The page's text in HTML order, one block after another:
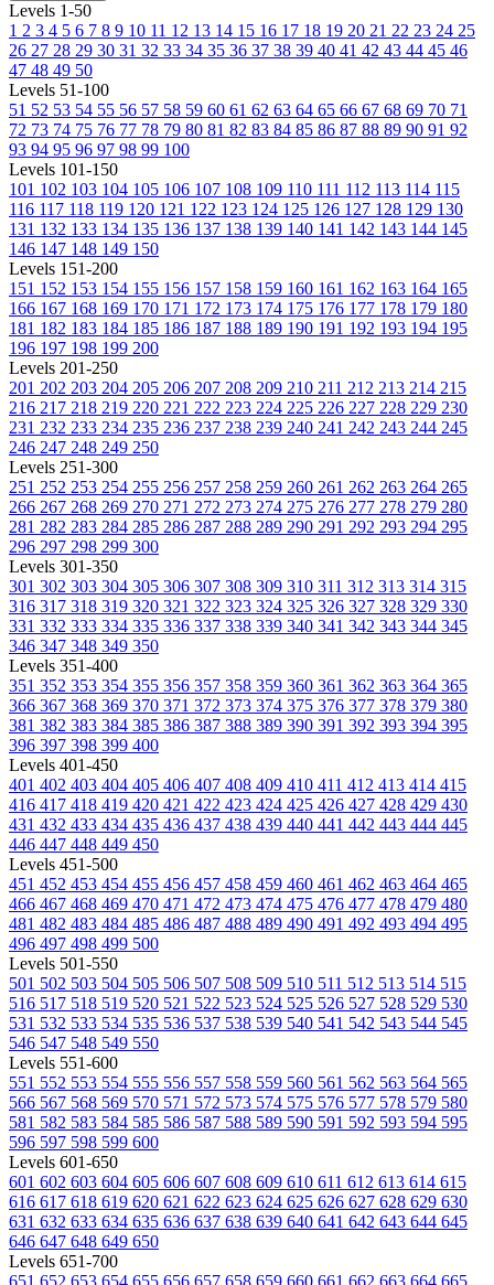
Levels 1-50
1 2 3 4 5 6 7 8 9 10 11 12 13 14 15 16 17 18 19 20 21 22 23 24 25
26 27 28 29 30 31 32 33 34 35 36 37 38 39 40 41 42 43 44 45 46
47 48 49 50
Levels 51-100
51 52 53 54 55 56 57 58 59 60 61 62 63 64 65 66 67 68 69 70 71
72 73 74 75 76 77 78 79 80 81 82 83 84 85 86 87 88 89 90 91 92
93 94 95 96 97 98 99 100
Levels 101-150
101 102 103 104 105 106 107 108 109 110 111 112 113 114 115
116 117 118 119 120 121 122 123 124 125 126 127 128 129 130
131 132 133 134 135 136 137 138 139 140 141 142 143 144 145
146 147 148 149 150
Levels 151-200
151 152 153 154 155 156 157 158 159 160 161 162 163 164 165
166 167 168 169 170 171 172 173 174 175 176 177 178 179 180
181 182 183 184 185 186 187 188 189 190 191 192 193 194 195
196 197 198 199 200
Levels 201-250
201 202 203 204 205 206 207 208 209 210 211 212 213 214 215
216 217 218 219 220 221 222 223 224 225 226 227 228 229 230
231 232 233 234 235 236 237 238 239 240 241 242 243 244 245
246 247 248 249 250
Levels 251-300
251 252 253 254 255 256 257 258 259 260 261 262 263 264 265
266 267 268 269 270 271 272 273 274 275 276 277 278 279 280
281 282 283 284 285 286 287 288 289 290 291 292 293 294 295
296 297 298 299 300
Levels 301-350
301 302 303 304 305 306 307 308 309 310 311 312 313 314 315
316 317 318 319 320 321 322 323 324 325 326 327 328 329 330
331 332 333 334 335 336 337 338 339 340 341 342 343 344 345
346 347 348 349 350
Levels 351-400
351 352 353 354 355 356 357 358 359 360 361 362 363 364 365
366 367 368 369 370 371 372 373 374 375 376 377 378 379 380
381 382 383 384 385 386 387 388 389 390 391 392 393 394 395
396 397 398 399 400
Levels 401-450
401 402 403 404 405 406 407 408 409 410 411 412 413 414 415
416 417 418 419 420 421 422 423 424 425 426 427 428 429 430
431 432 433 434 435 436 437 438 439 440 441 442 443 444 445
446 447 448 449 450
Levels 451-500
451 452 453 454 455 456 457 458 459 460 461 462 463 464 465
466 467 468 469 470 471 472 473 474 475 476 477 478 479 480
481 482 483 484 485 486 487 488 489 490 491 492 493 494 495
496 497 498 499 500
Levels 501-550
501 502 503 504 505 506 507 508 509 510 511 512 513 514 515
516 517 518 519 520 521 522 523 524 525 526 527 528 529 530
531 532 533 534 535 536 537 538 539 540 541 542 543 544 545
546 547 548 549 550
Levels 551-600
551 552 553 554 555 556 557 558 559 560 561 562 563 564 565
566 567 568 569 570 571 572 573 574 575 576 577 578 579 580
581 582 583 584 585 586 587 588 589 590 591 592 593 594 595
596 597 598 599 600
Levels 601-650
601 602 603 604 605 606 607 608 609 610 611 612 613 614 615
616 617 618 619 620 621 622 623 624 625 626 627 628 629 630
631 632 633 634 635 636 637 638 639 640 641 642 643 644 645
646 647 648 649 650
Levels 651-700
651 652 653 654 655 656 657 658 659 660 661 662 663 664 665